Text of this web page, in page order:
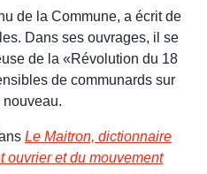
de la Commune, a écrit de
Dans ses ouvrages, il se
de la «Révolution du 18
de communards sur
nouveau.
Le Maitron, dictionnaire
ouvrier et du mouvement